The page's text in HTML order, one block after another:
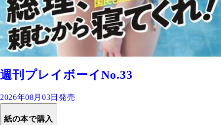
週刊プレイボーイNo.33
2026年08月03日発売
紙の本で購入